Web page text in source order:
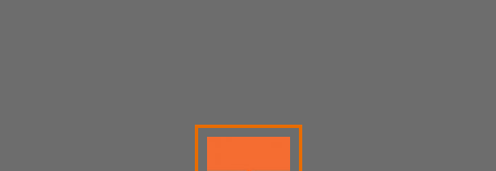
CULTURA